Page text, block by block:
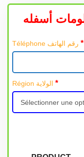
أسفله
Téléphone رقم الهاتف*
Région الولاية*